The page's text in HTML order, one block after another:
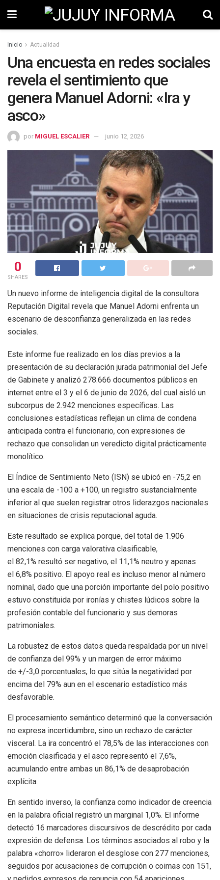
Inicio Actualidad
Una encuesta en redes sociales
revela el sentimiento que
genera Manuel Adorni: «Ira y
asco»
por MIGUEL ESCALIER junio 12, 2026
0
SHARES
Un nuevo informe de inteligencia digital de la consultora
Reputación Digital revela que Manuel Adorni enfrenta un
escenario de desconfianza generalizada en las redes
sociales.
Este informe fue realizado en los días previos a la
presentación de su declaración jurada patrimonial del Jefe
de Gabinete y analizó 278.666 documentos públicos en
internet entre el 3 y el 6 de junio de 2026, del cual aisló un
subcorpus de 2.942 menciones específicas. Las
conclusiones estadísticas reflejan un clima de condena
anticipada contra el funcionario, con expresiones de
rechazo que consolidan un veredicto digital prácticamente
monolítico.
El Índice de Sentimiento Neto (ISN) se ubicó en -75,2 en
una escala de -100 a +100, un registro sustancialmente
inferior al que suelen registrar otros liderazgos nacionales
en situaciones de crisis reputacional aguda.
Este resultado se explica porque, del total de 1.906
menciones con carga valorativa clasificable,
el 82,1% resultó ser negativo, el 11,1% neutro y apenas
el 6,8% positivo. El apoyo real es incluso menor al número
nominal, dado que una porción importante del polo positivo
estuvo constituida por ironías y chistes lúdicos sobre la
profesión contable del funcionario y sus demoras
patrimoniales.
La robustez de estos datos queda respaldada por un nivel
de confianza del 99% y un margen de error máximo
de +/-3,0 porcentuales, lo que sitúa la negatividad por
encima del 79% aun en el escenario estadístico más
desfavorable.
El procesamiento semántico determinó que la conversación
no expresa incertidumbre, sino un rechazo de carácter
visceral. La ira concentró el 78,5% de las interacciones con
emoción clasificada y el asco representó el 7,6%,
acumulando entre ambas un 86,1% de desaprobación
explícita.
En sentido inverso, la confianza como indicador de creencia
en la palabra oficial registró un marginal 1,0%. El informe
detectó 16 marcadores discursivos de descrédito por cada
expresión de defensa. Los términos asociados al robo y la
palabra «chorro» lideraron el desglose con 277 menciones,
seguidos por acusaciones de corrupción o coimas con 151,